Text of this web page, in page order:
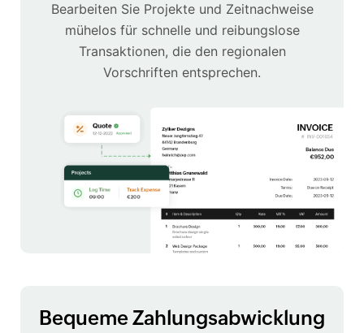
Bearbeiten Sie Projekte und Zeitnachweise
mühelos für schnelle und reibungslose
Transaktionen, die den regionalen
Vorschriften entsprechen.
Bequeme Zahlungsabwicklung